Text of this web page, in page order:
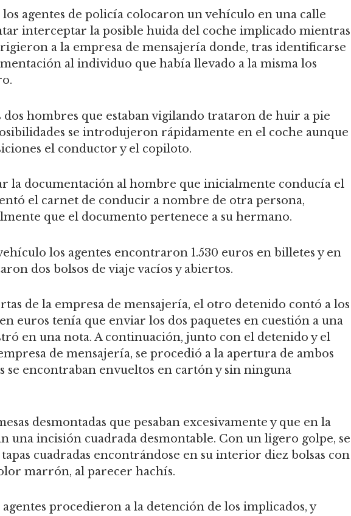
los agentes de policía colocaron un vehículo en una calle
interceptar la posible huida del coche implicado mientras
a la empresa de mensajería donde, tras identificarse
al individuo que había llevado a la misma los
dos hombres que estaban vigilando trataron de huir a pie
se introdujeron rápidamente en el coche aunque
el conductor y el copiloto.
la documentación al hombre que inicialmente conducía el
el carnet de conducir a nombre de otra persona,
que el documento pertenece a su hermano.
los agentes encontraron 1.530 euros en billetes y en
dos bolsos de viaje vacíos y abiertos.
de la empresa de mensajería, el otro detenido contó a los
euros tenía que enviar los dos paquetes en cuestión a una
en una nota. A continuación, junto con el detenido y el
de mensajería, se procedió a la apertura de ambos
se encontraban envueltos en cartón y sin ninguna
desmontadas que pesaban excesivamente y que en la
una incisión cuadrada desmontable. Con un ligero golpe, se
cuadradas encontrándose en su interior diez bolsas con
marrón, al parecer hachís.
agentes procedieron a la detención de los implicados, y